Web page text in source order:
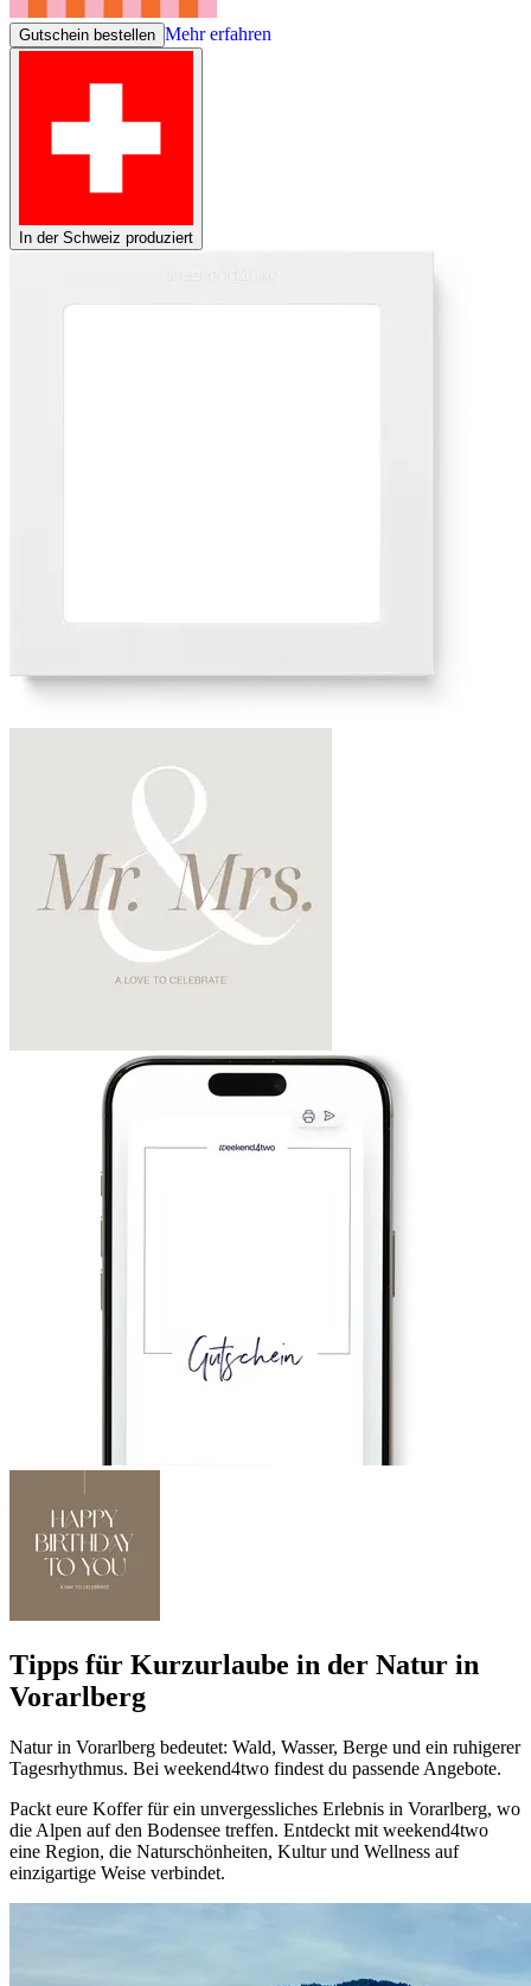
Gutschein bestellen Mehr erfahren
In der Schweiz produziert
Tipps für Kurzurlaube in der Natur in
Vorarlberg
Natur in Vorarlberg bedeutet: Wald, Wasser, Berge und ein ruhigerer
Tagesrhythmus. Bei weekend4two findest du passende Angebote.
Packt eure Koffer für ein unvergessliches Erlebnis in Vorarlberg, wo
die Alpen auf den Bodensee treffen. Entdeckt mit weekend4two
eine Region, die Naturschönheiten, Kultur und Wellness auf
einzigartige Weise verbindet.